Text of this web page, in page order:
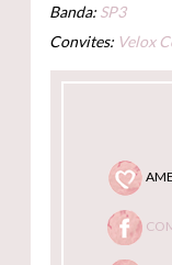
Banda: SP3
Convites: Velox